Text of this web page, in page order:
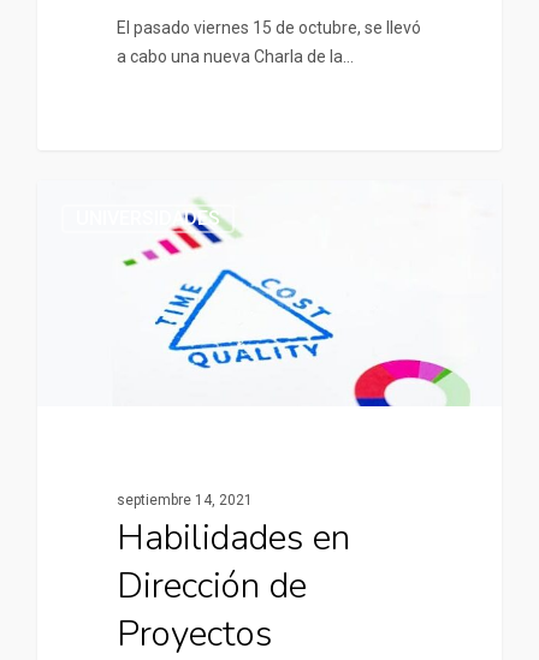
El pasado viernes 15 de octubre, se llevó
a cabo una nueva Charla de la…
UNIVERSIDADES
septiembre 14, 2021
Habilidades en
Dirección de
Proyectos